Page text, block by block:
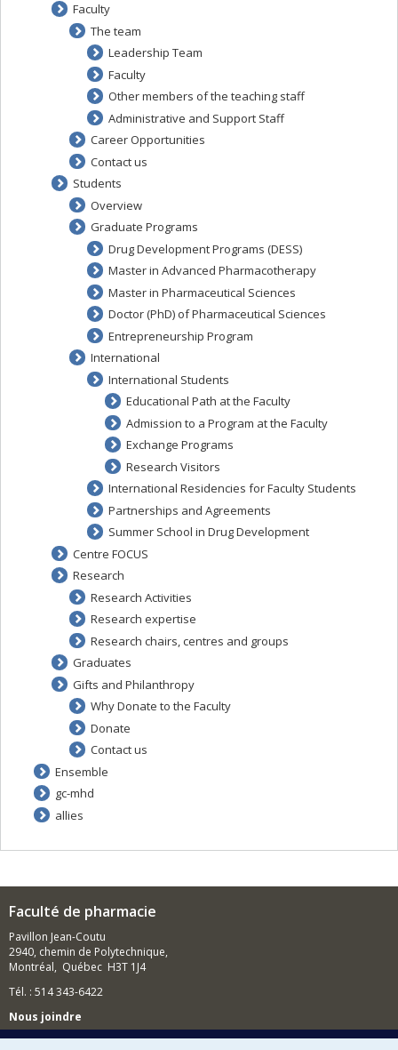
Faculty
The team
Leadership Team
Faculty
Other members of the teaching staff
Administrative and Support Staff
Career Opportunities
Contact us
Students
Overview
Graduate Programs
Drug Development Programs (DESS)
Master in Advanced Pharmacotherapy
Master in Pharmaceutical Sciences
Doctor (PhD) of Pharmaceutical Sciences
Entrepreneurship Program
International
International Students
Educational Path at the Faculty
Admission to a Program at the Faculty
Exchange Programs
Research Visitors
International Residencies for Faculty Students
Partnerships and Agreements
Summer School in Drug Development
Centre FOCUS
Research
Research Activities
Research expertise
Research chairs, centres and groups
Graduates
Gifts and Philanthropy
Why Donate to the Faculty
Donate
Contact us
Ensemble
gc-mhd
allies
Faculté de pharmacie
Pavillon Jean-Coutu
2940, chemin de Polytechnique,
Montréal, Québec H3T 1J4
Tél. : 514 343-6422
Nous joindre
Nous trouver